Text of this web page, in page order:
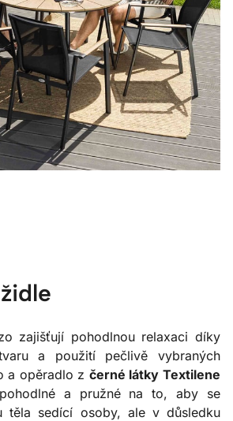
zajišťují pohodlnou relaxaci díky
a použití pečlivě vybraných
a opěradlo z černé látky Textilene
a pružné na to, aby se
těla sedící osoby, ale v důsledku